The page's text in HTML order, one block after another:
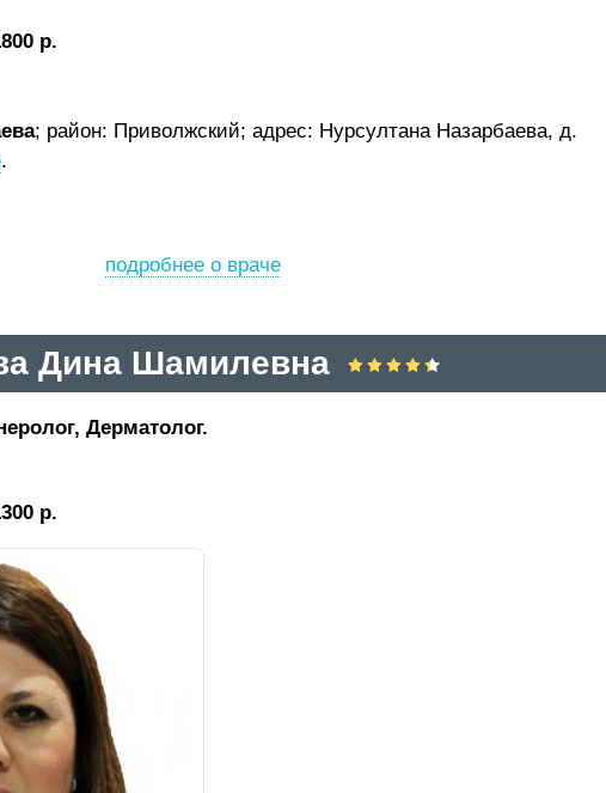
р.
; район: Приволжский; адрес: Нурсултана Назарбаева, д.
.
подробнее о враче
Дина Шамилевна
Дерматолог.
р.